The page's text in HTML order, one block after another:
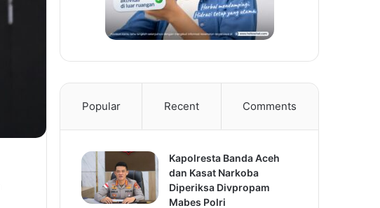
Popular Recent Comments
Kapolresta Banda Aceh
dan Kasat Narkoba
Diperiksa Divpropam
Mabes Polri